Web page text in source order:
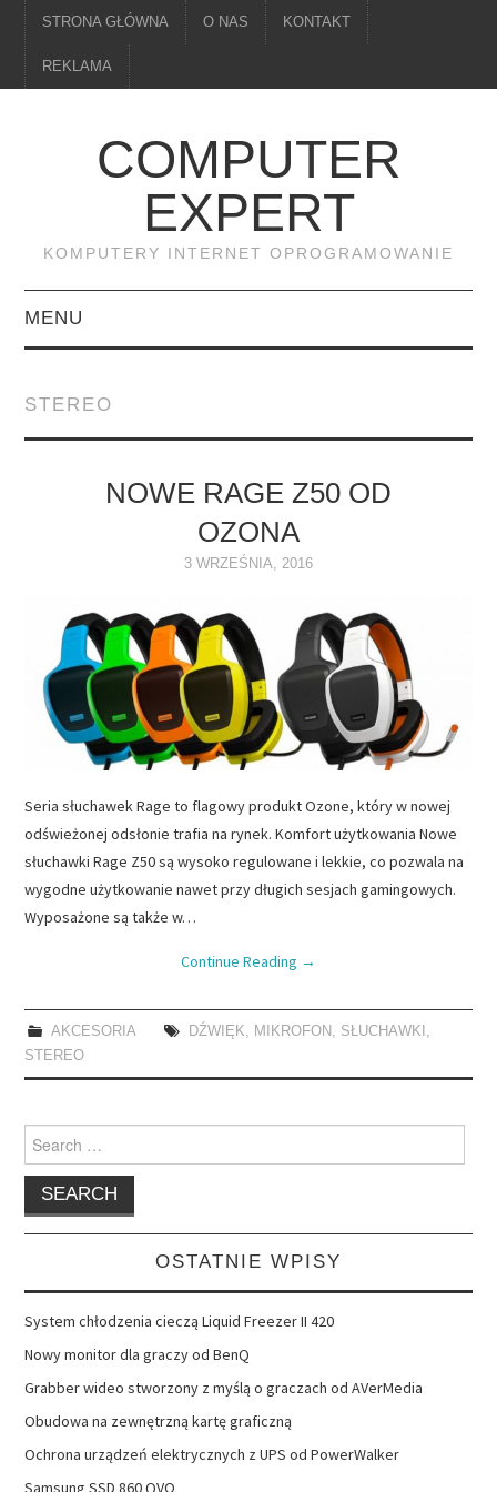
STRONA GŁÓWNA O NAS KONTAKT
REKLAMA
COMPUTER
EXPERT
KOMPUTERY INTERNET OPROGRAMOWANIE
MENU
MONITORY
INTERNET
STEREO
NOWE RAGE Z50 OD
OZONA
3 WRZEŚNIA, 2016
Seria słuchawek Rage to flagowy produkt Ozone, który w nowej
odświeżonej odsłonie trafia na rynek. Komfort użytkowania Nowe
słuchawki Rage Z50 są wysoko regulowane i lekkie, co pozwala na
wygodne użytkowanie nawet przy długich sesjach gamingowych.
Wyposażone są także w…
Continue Reading →
AKCESORIA DŹWIĘK, MIKROFON , SŁUCHAWKI ,
STEREO
Search
for:
OSTATNIE WPISY
System chłodzenia cieczą Liquid Freezer II 420
Nowy monitor dla graczy od BenQ
Grabber wideo stworzony z myślą o graczach od AVerMedia
Obudowa na zewnętrzną kartę graficzną
Ochrona urządzeń elektrycznych z UPS od PowerWalker
Samsung SSD 860 QVO